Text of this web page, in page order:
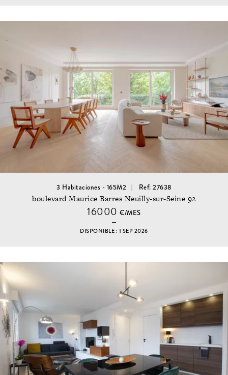
3 Habitaciones - 165M2 Ref: 27638
boulevard Maurice Barres Neuilly-sur-Seine 92
16000€/MES
DISPONIBLE : 1 SEP 2026